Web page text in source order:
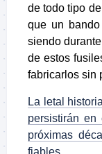
de todo tipo
que un
siendo
de estos
fabricarlos sin
La letal
persistirán
próximas